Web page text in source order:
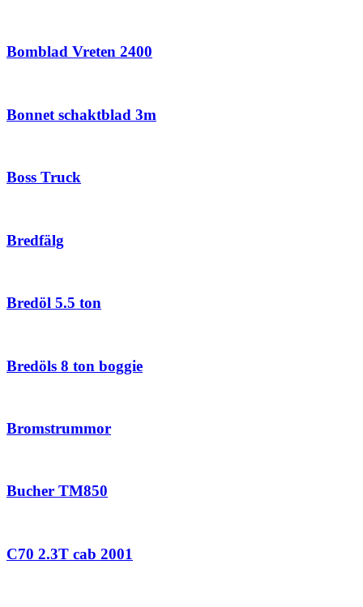
Bomblad Vreten 2400
Bonnet schaktblad 3m
Boss Truck
Bredfälg
Bredöl 5.5 ton
Bredöls 8 ton boggie
Bromstrummor
Bucher TM850
C70 2.3T cab 2001